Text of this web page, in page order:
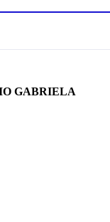
GABRIELA